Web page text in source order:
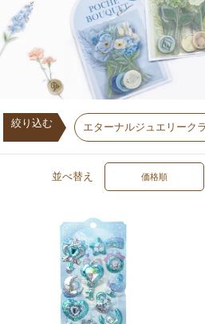
絞り込む エターナルジュエリーク
並べ替え 価格順